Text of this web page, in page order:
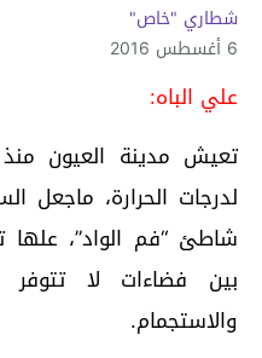
شطاري "خاص"
6 أغسطس 2016
علي الباه:
تعيش مدينة العيون
لدرجات الحرارة، ماجعل
شاطئ “فم الواد”، علها
بين فضاءات لا
والاستجمام.